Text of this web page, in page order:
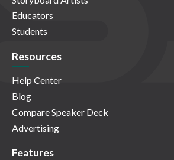
Educators
Students
Resources
Help Center
Blog
Compare Speaker Deck
Advertising
Features